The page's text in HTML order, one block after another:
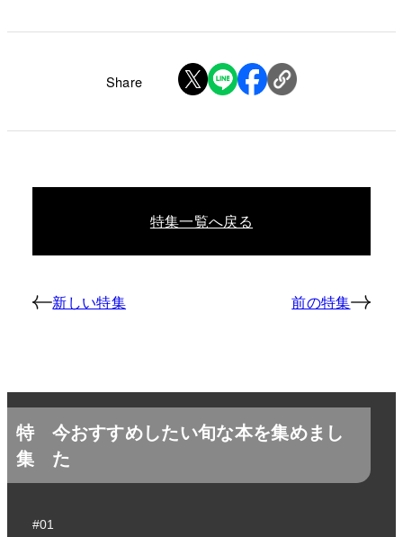
Share
新しい特集
特集一覧へ戻る
前の特集
特
集
今おすすめしたい旬な本を集めまし
た
#01